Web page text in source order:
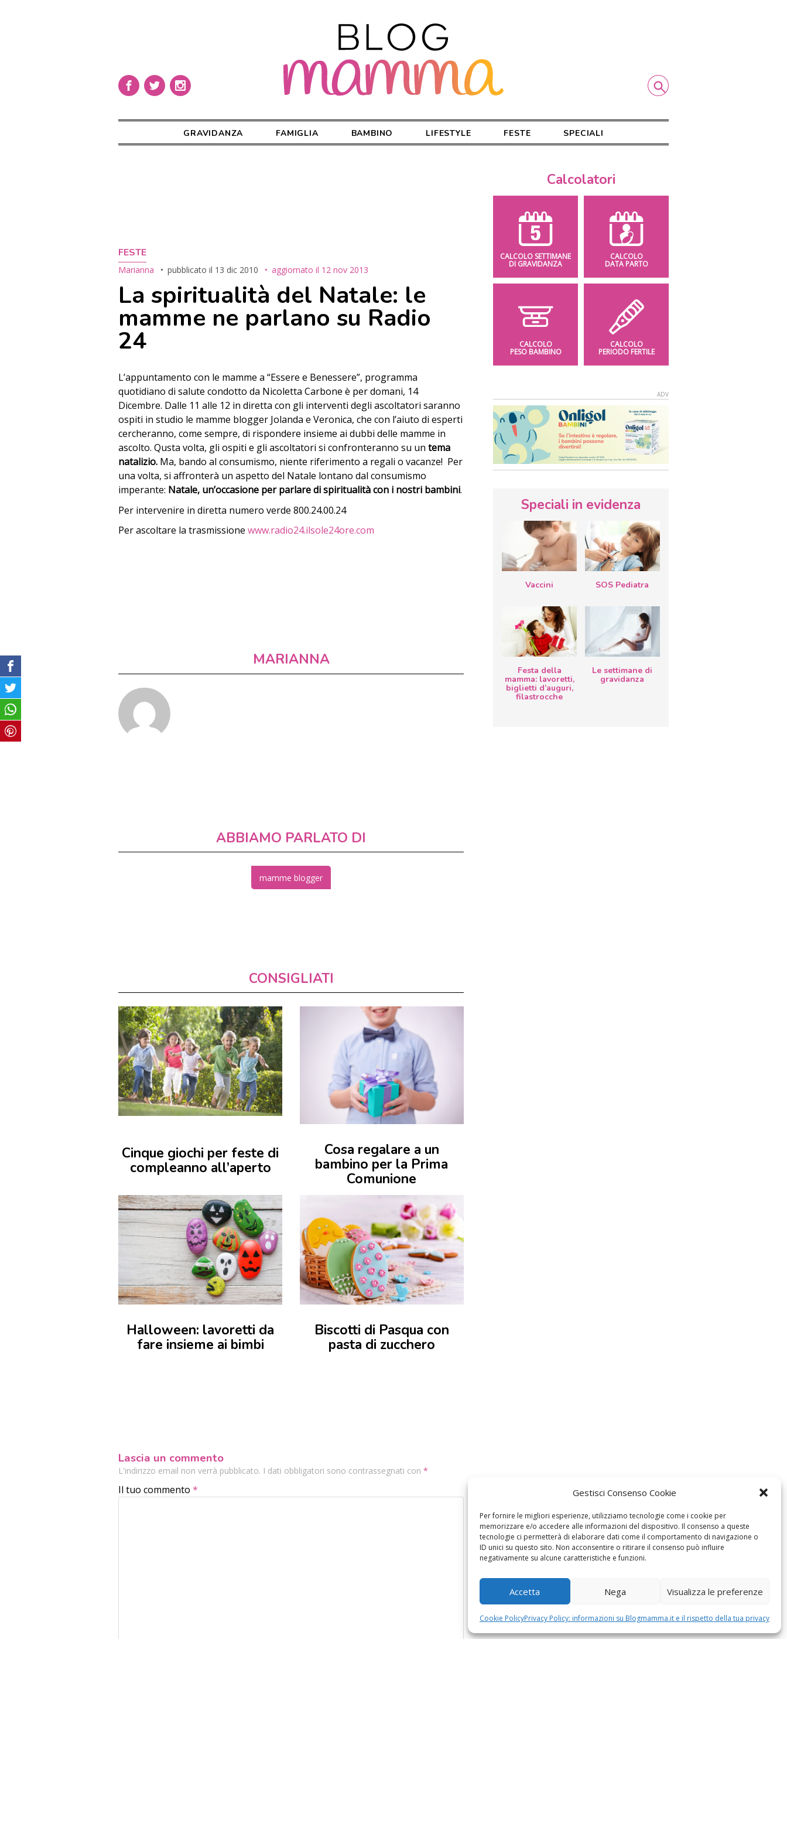
Gestisci Consenso Cookie
Per fornire le migliori esperienze, utilizziamo tecnologie come i cookie per
memorizzare e/o accedere alle informazioni del dispositivo. Il consenso a queste
tecnologie ci permetterà di elaborare dati come il comportamento di navigazione o
ID unici su questo sito. Non acconsentire o ritirare il consenso può influire
negativamente su alcune caratteristiche e funzioni.
Accetta Nega Visualizza le preferenze
Cookie PolicyPrivacy Policy: informazioni su Blogmamma.it e il rispetto della tua privacy
GRAVIDANZA FAMIGLIA BAMBINO LIFESTYLE FESTE SPECIALI
FESTE
Marianna pubblicato il 13 dic 2010 aggiornato il 12 nov 2013
La spiritualità del Natale: le
mamme ne parlano su Radio
24
L’appuntamento con le mamme a “Essere e Benessere”, programma
quotidiano di salute condotto da Nicoletta Carbone è per domani, 14
Dicembre. Dalle 11 alle 12 in diretta con gli interventi degli ascoltatori saranno
ospiti in studio le mamme blogger Jolanda e Veronica, che con l’aiuto di esperti
cercheranno, come sempre, di rispondere insieme ai dubbi delle mamme in
ascolto. Qusta volta, gli ospiti e gli ascoltatori si confronteranno su un tema
natalizio. Ma, bando al consumismo, niente riferimento a regali o vacanze! Per
una volta, si affronterà un aspetto del Natale lontano dal consumismo
imperante: Natale, un’occasione per parlare di spiritualità con i nostri bambini.
Per intervenire in diretta numero verde 800.24.00.24
Per ascoltare la trasmissione www.radio24.ilsole24ore.com
MARIANNA
ABBIAMO PARLATO DI
mamme blogger
CONSIGLIATI
Cinque giochi per feste di
compleanno all’aperto
Cosa regalare a un
bambino per la Prima
Comunione
Halloween: lavoretti da
fare insieme ai bimbi
Biscotti di Pasqua con
pasta di zucchero
Lascia un commento
L'indirizzo email non verrà pubblicato. I dati obbligatori sono contrassegnati con *
Il tuo commento *
Calcolatori
CALCOLO SETTIMANE
DI GRAVIDANZA
CALCOLO
DATA PARTO
CALCOLO
PESO BAMBINO
CALCOLO
PERIODO FERTILE
Speciali in evidenza
Vaccini SOS Pediatra
Festa della
mamma: lavoretti,
biglietti d’auguri,
filastrocche
Le settimane di
gravidanza